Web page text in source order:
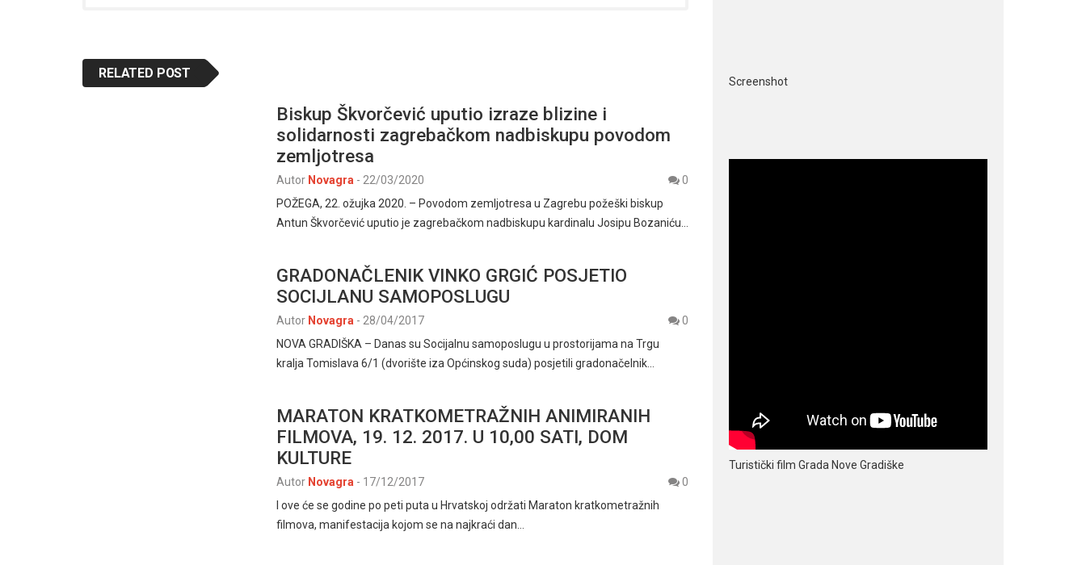
RELATED POST
Biskup Škvorčević uputio izraze blizine i
solidarnosti zagrebačkom nadbiskupu povodom
zemljotresa
Autor Novagra - 22/03/2020
0
POŽEGA, 22. ožujka 2020. – Povodom zemljotresa u Zagrebu požeški biskup
Antun Škvorčević uputio je zagrebačkom nadbiskupu kardinalu Josipu Bozaniću…
GRADONAČLENIK VINKO GRGIĆ POSJETIO
SOCIJLANU SAMOPOSLUGU
Autor Novagra - 28/04/2017
0
NOVA GRADIŠKA – Danas su Socijalnu samoposlugu u prostorijama na Trgu
kralja Tomislava 6/1 (dvorište iza Općinskog suda) posjetili gradonačelnik…
MARATON KRATKOMETRAŽNIH ANIMIRANIH
FILMOVA, 19. 12. 2017. U 10,00 SATI, DOM
KULTURE
Autor Novagra - 17/12/2017
0
I ove će se godine po peti puta u Hrvatskoj održati Maraton kratkometražnih
filmova, manifestacija kojom se na najkraći dan…
Screenshot
Turistički film Grada Nove Gradiške